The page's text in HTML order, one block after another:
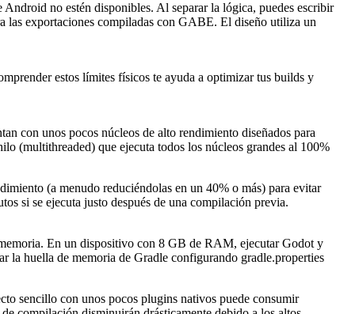
no estén disponibles. Al separar la lógica, puedes escribir
las exportaciones compiladas con GABE. El diseño utiliza un
estos límites físicos te ayuda a optimizar tus builds y
con unos pocos núcleos de alto rendimiento diseñados para
(multithreaded) que ejecuta todos los núcleos grandes al 100%
(a menudo reduciéndolas en un 40% o más) para evitar
si se ejecuta justo después de una compilación previa.
En un dispositivo con 8 GB de RAM, ejecutar Godot y
la huella de memoria de Gradle configurando gradle.properties
sencillo con unos pocos plugins nativos puede consumir